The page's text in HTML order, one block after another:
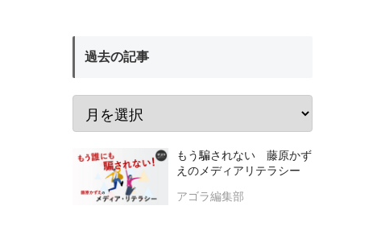
過去の記事
もう騙されない 藤原かず
えのメディアリテラシー
アゴラ編集部